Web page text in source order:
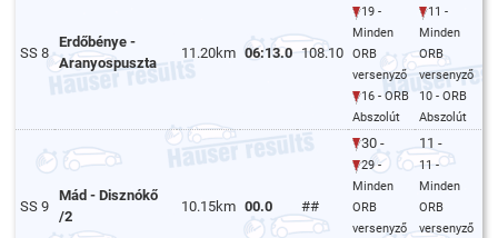
SS 8
Erdőbénye -
Aranyospuszta
11.20km 06:13.0 108.10
19 -
Minden
ORB
versenyző
16 - ORB
Abszolút
11 -
Minden
ORB
versenyző
10 - ORB
Abszolút
SS 9
Mád - Disznókő
/2
10.15km 00.0 ##
30 -
29 -
Minden
ORB
versenyző
11 -
11 -
Minden
ORB
versenyző